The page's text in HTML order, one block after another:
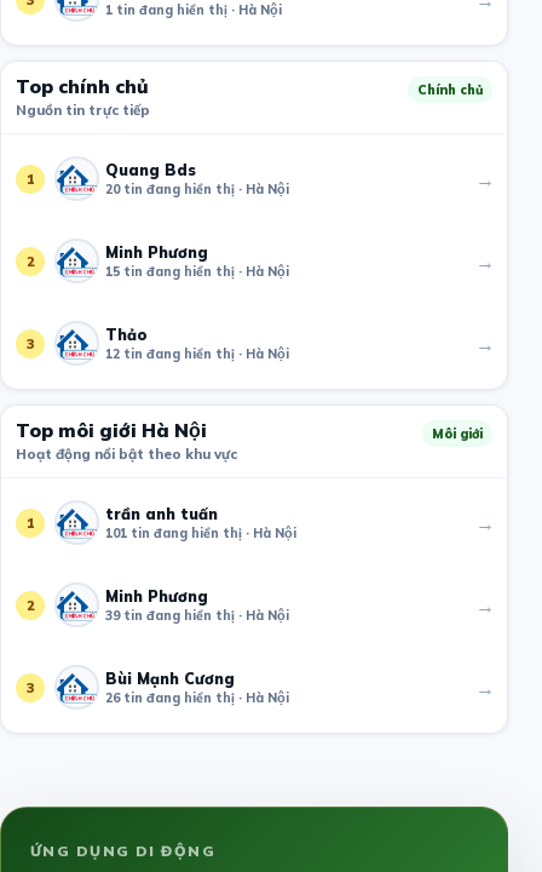
1 tin đang hiển thị · Hà Nội
Top chính chủ
Nguồn tin trực tiếp
Chính chủ
1 Quang Bds
20 tin đang hiển thị · Hà Nội →
2 Minh Phương
15 tin đang hiển thị · Hà Nội →
3 Thảo
12 tin đang hiển thị · Hà Nội →
Top môi giới Hà Nội
Hoạt động nổi bật theo khu vực
Môi giới
1 trần anh tuấn
101 tin đang hiển thị · Hà Nội →
2 Minh Phương
39 tin đang hiển thị · Hà Nội →
3 Bùi Mạnh Cương
26 tin đang hiển thị · Hà Nội →
ỨNG DỤNG DI ĐỘNG